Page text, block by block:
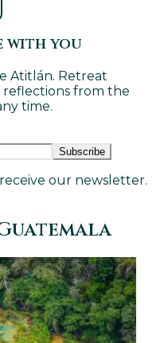
with you
Atitlán. Retreat
reflections from the
time.
Subscribe
our newsletter.